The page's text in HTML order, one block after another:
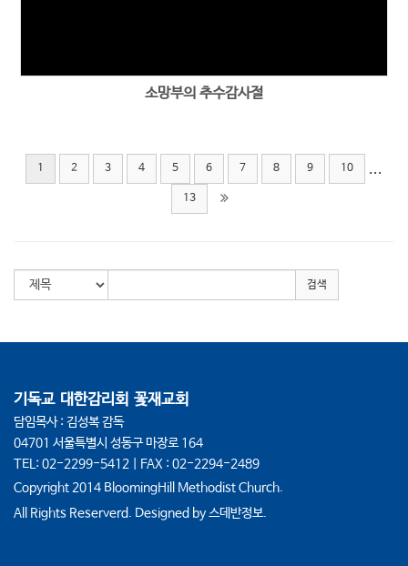
소망부의 추수감사절
1 2 3 4 5 6 7 8 9 10 ...
13
검색
기독교 대한감리회 꽃재교회
담임목사 : 김성복 감독
04701 서울특별시 성동구 마장로 164
TEL: 02-2299-5412 | FAX : 02-2294-2489
Copyright 2014 BloomingHill Methodist Church.
All Rights Reserverd. Designed by스데반정보.